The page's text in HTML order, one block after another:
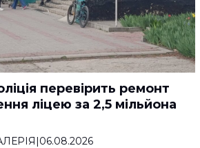
перевірить ремонт
ліцею за 2,5 мільйона
|06.08.2026